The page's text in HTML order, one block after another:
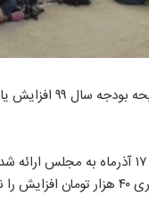
عوارض خروج از